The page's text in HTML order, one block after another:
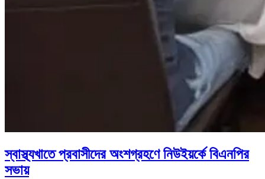
স্বাস্থ্যখাতে প্রবাসীদের অংশগ্রহণে নিউইয়র্কে বিএনপির
সভায়